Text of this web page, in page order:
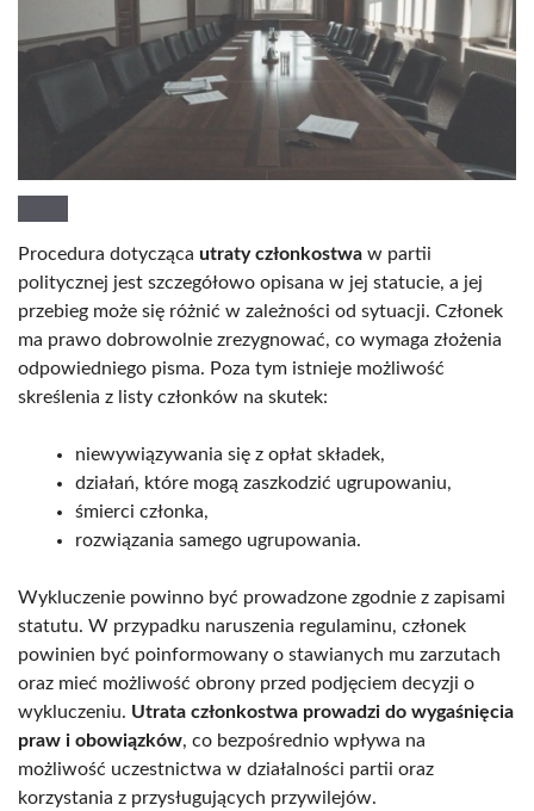
Procedura dotycząca utraty członkostwa w partii
politycznej jest szczegółowo opisana w jej statucie, a jej
przebieg może się różnić w zależności od sytuacji. Członek
ma prawo dobrowolnie zrezygnować, co wymaga złożenia
odpowiedniego pisma. Poza tym istnieje możliwość
skreślenia z listy członków na skutek:
niewywiązywania się z opłat składek,
działań, które mogą zaszkodzić ugrupowaniu,
śmierci członka,
rozwiązania samego ugrupowania.
Wykluczenie powinno być prowadzone zgodnie z zapisami
statutu. W przypadku naruszenia regulaminu, członek
powinien być poinformowany o stawianych mu zarzutach
oraz mieć możliwość obrony przed podjęciem decyzji o
wykluczeniu. Utrata członkostwa prowadzi do wygaśnięcia
praw i obowiązków, co bezpośrednio wpływa na
możliwość uczestnictwa w działalności partii oraz
korzystania z przysługujących przywilejów.